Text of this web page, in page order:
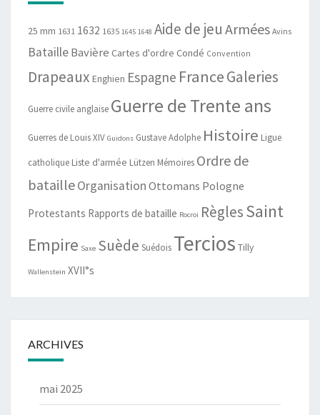
25 mm 1631 1632 1635 1645 1648 Aide de jeu Armées Avins
BatailleBavière Cartes d'ordre Condé Convention
Drapeaux Enghien Espagne FranceGaleries
Guerre civile anglaise Guerre de Trente ans
Guerres de Louis XIV Guidons Gustave Adolphe Histoire Ligue
catholiqueListe d'armée Lützen Mémoires Ordre de
batailleOrganisationOttomans Pologne
Protestants Rapports de bataille Rocroi RèglesSaint
Empire Saxe Suède Suédois Tercios Tilly
Wallenstein XVII°s
ARCHIVES
mai 2025